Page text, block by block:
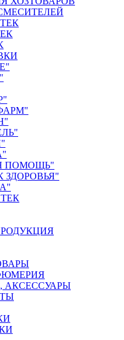
ПОМОЩЬ"
ЗДОРОВЬЯ"
АКСЕССУАРЫ